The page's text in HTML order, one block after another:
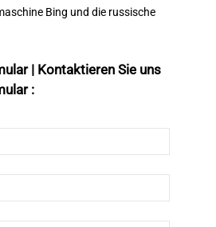
Bing und die russische
| Kontaktieren Sie uns
: